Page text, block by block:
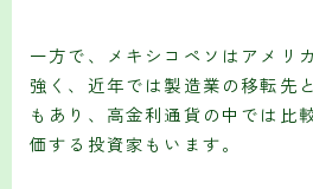
一方で、メキシコペソはアメリ
強く、近年では製造業の移転先
もあり、高金利通貨の中では比
価する投資家もいます。